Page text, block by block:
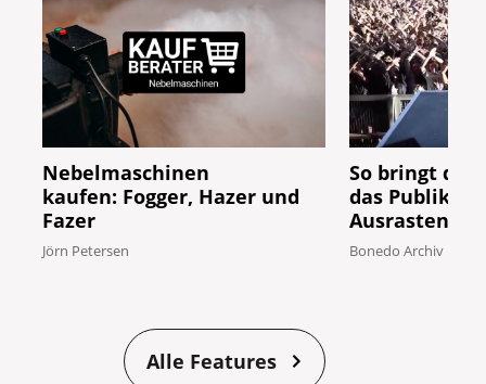
Nebelmaschinen
kaufen: Fogger, Hazer und
Fazer
Jörn Petersen
So bringt
das
Ausrasten
Bonedo Archiv
Alle Features